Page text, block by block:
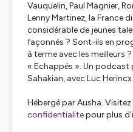
Vauquelin, Paul Magnier,
Lenny Martinez, la France
considérable de jeunes
façonnés ? Sont-ils en
à terme avec les meilleurs
« Echappés ». Un podcast
Sahakian, avec Luc
Hébergé par Ausha. Visitez
confidentialitepour plus